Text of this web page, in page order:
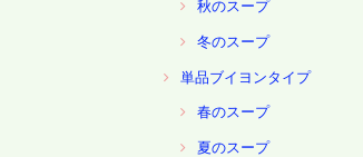
秋のスープ
冬のスープ
単品ブイヨンタイプ
春のスープ
夏のスープ